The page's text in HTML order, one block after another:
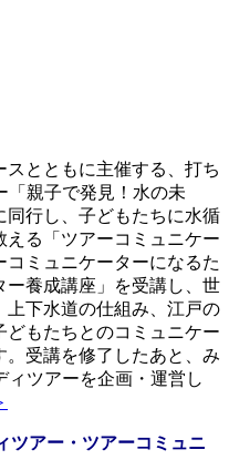
とともに主催する、打ち
「親子で発見！水の未
行し、子どもたちに水循
る「ツアーコミュニケー
ミュニケーターになるた
養成講座」を受講し、世
下水道の仕組み、江戸の
もたちとのコミュニケー
。受講を修了したあと、み
ィツアーを企画・運営し
ツアー・ツアーコミュニ